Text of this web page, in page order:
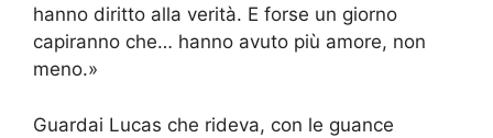
hanno diritto alla verità. E forse un giorno
capiranno che… hanno avuto più amore, non
meno.»
Guardai Lucas che rideva, con le guance